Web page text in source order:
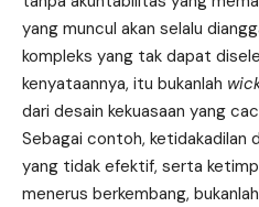
yang muncul akan selalu
kompleks yang tak dapat
kenyataannya, itu bukanlah
dari desain kekuasaan yang
Sebagai contoh, ketidakadilan
yang tidak efektif, serta
menerus berkembang,